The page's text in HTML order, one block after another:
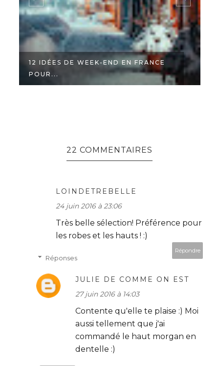
12 IDÉES DE WEEK-END EN FRANCE
POUR...
22 COMMENTAIRES
LOINDETREBELLE
24 juin 2016 à 23:06
Très belle sélection! Préférence pour
les robes et les hauts ! :)
Répondre
Réponses
JULIE DE COMME ON EST
27 juin 2016 à 14:03
Contente qu'elle te plaise :) Moi
aussi tellement que j'ai
commandé le haut morgan en
dentelle :)